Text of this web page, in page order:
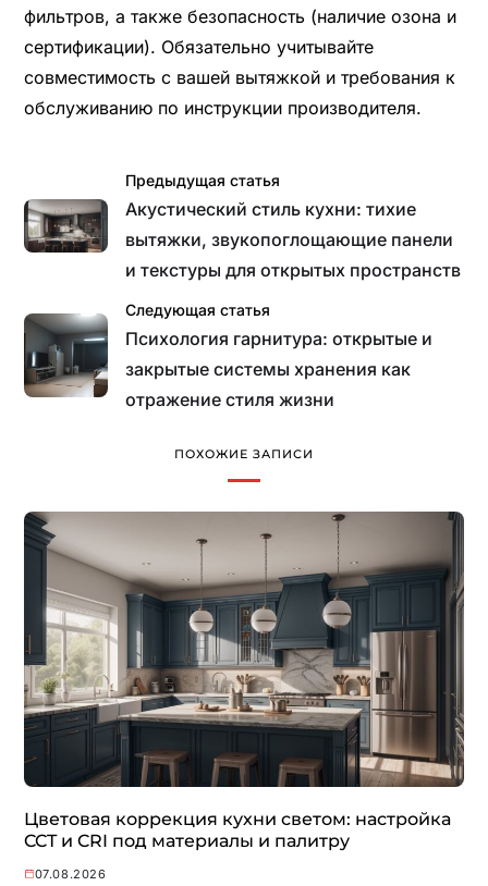
фильтров, а также безопасность (наличие озона и
сертификации). Обязательно учитывайте
совместимость с вашей вытяжкой и требования к
обслуживанию по инструкции производителя.
Предыдущая статья
Акустический стиль кухни: тихие
вытяжки, звукопоглощающие панели
и текстуры для открытых пространств
Следующая статья
Психология гарнитура: открытые и
закрытые системы хранения как
отражение стиля жизни
ПОХОЖИЕ ЗАПИСИ
Цветовая коррекция кухни светом: настройка
CCT и CRI под материалы и палитру
07.08.2026